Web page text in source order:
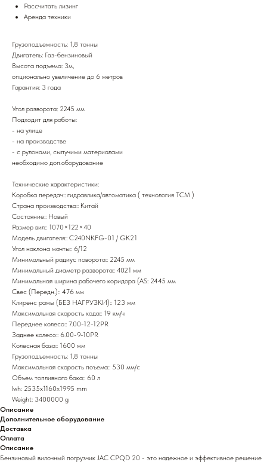
Рассчитать лизинг
Аренда техники
Грузоподъемность: 1,8 тонны
Двигатель: Газ-бензиновый
Высота подъема: 3м,
опционально увеличение до 6 метров
Гарантия: 3 года
Угол разворота: 2245 мм
Подходит для работы:
- на улице
- на производстве
- с рулонами, сыпучими материалами
необходимо доп.оборудование
Технические характеристики:
Коробка передач:: гидравлика/автоматика ( технология TCM )
Страна производства:: Китай
Состояние:: Новый
Размер вил:: 1070×122×40
Модель двигателя:: C240NKFG-01 / GK21
Угол наклона мачты:: 6/12
Минимальный радиус поворота:: 2245 мм
Минимальный диаметр разворота:: 4021 мм
Минимальная ширина рабочего коридора (AS: 2445 мм
Свес (Передн.):: 476 мм
Клиренс рамы (БЕЗ НАГРУЗКИ):: 123 мм
Максимальная скорость хода:: 19 км/ч
Переднее колесо:: 7.00-12-12PR
Заднее колесо:: 6.00-9-10PR
Колесная база:: 1600 мм
Грузоподъемность: 1,8 тонны
Максимальная скорость поъема:: 530 мм/с
Объем топливного бака:: 60 л
lwh: 2535x1160x1995 mm
Weight: 3400000 g
Описание
Дополнительное оборудование
Доставка
Оплата
Описание
Бензиновый вилочный погрузчик JAC CPQD 20 - это надежное и эффективное решение